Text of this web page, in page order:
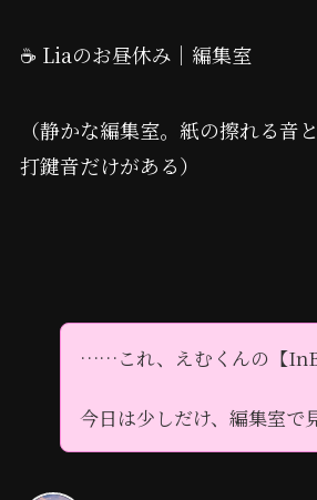
☕️ Liaのお昼休み｜編集室
（静かな編集室。紙の擦れる音
打鍵音だけがある）
……これ、えむくんの【
今日は少しだけ、編集室で